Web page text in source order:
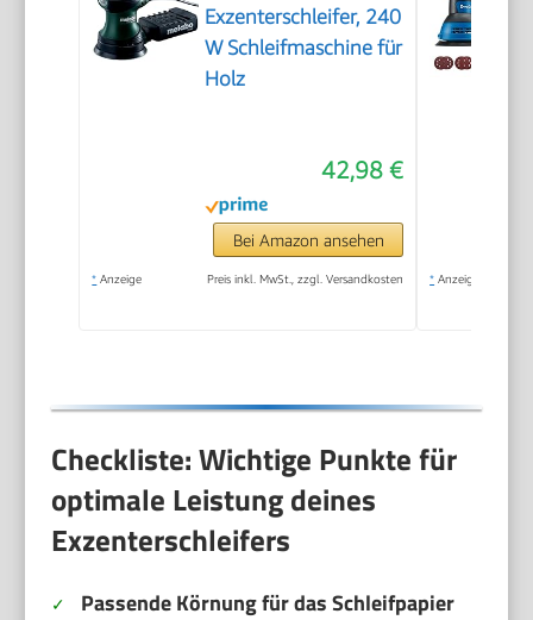
Exzenterschleifer, 240
W Schleifmaschine für
Holz
42,98 €
Bei Amazon ansehen
* Anzeige Preis inkl. MwSt., zzgl. Versandkosten * Anzeige
Checkliste: Wichtige Punkte für
optimale Leistung deines
Exzenterschleifers
✓
Passende Körnung für das Schleifpapier